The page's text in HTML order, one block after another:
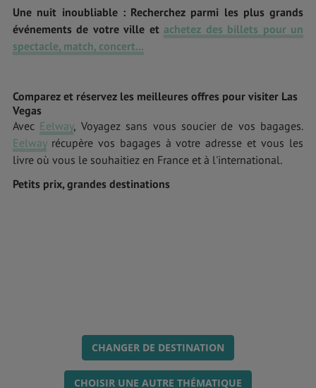
Une nuit inoubliable : Recherchez parmi les plus grands
événements de votre ville etachetez des billets pour un
spectacle, match, concert...
Comparez et réservez les meilleures offres pour visiter Las
Vegas
Avec Eelway, Voyagez sans vous soucier de vos bagages.
Eelwayrécupère vos bagages à votre adresse et vous les
livre où vous le souhaitiez en France et à l'international.
Petits prix, grandes destinations
CHANGER DE DESTINATION
CHOISIR UNE AUTRE THÉMATIQUE